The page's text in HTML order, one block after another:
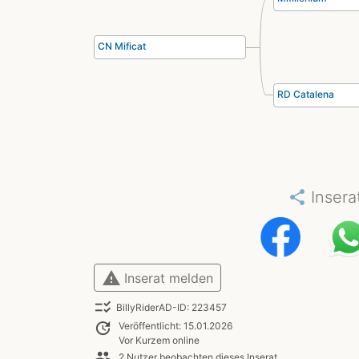
CN Mificat
RD Catalena
share
warning Inserat melden
checklist_rtl BillyRiderAD-ID: 223457
update
Veröffentlicht: 15.01.2026
Vor Kurzem online